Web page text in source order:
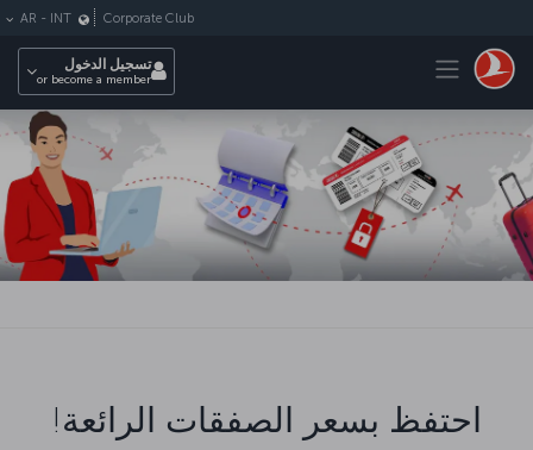
Toggle navigation
Corporate Club
AR - INT
تسجيل الدخول
or become a member
احتفظ بسعر الصفقات الرائعة!